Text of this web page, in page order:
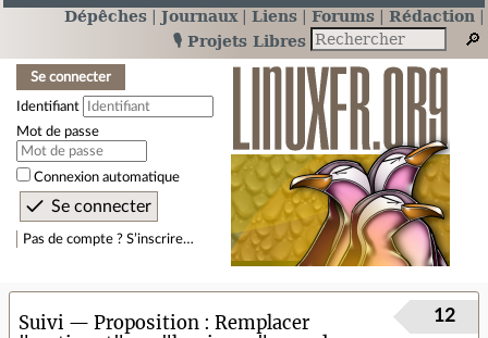
Dépêches Journaux Liens Forums
Rédaction
🎙️ Projets Libres
Se connecter
Identifiant
Mot de passe
Connexion automatique
Pas de compte ? S’inscrire…
Suivi — Proposition
Remplacer
12